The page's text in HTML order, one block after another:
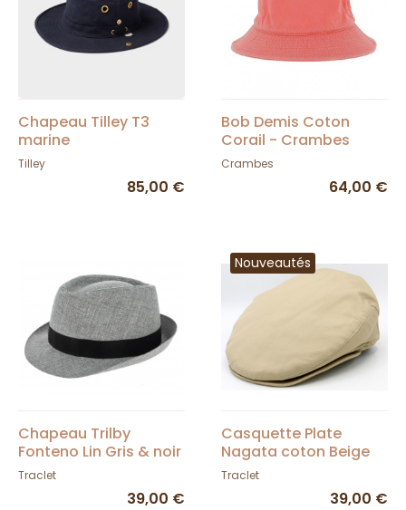
Chapeau Tilley T3
marine
Tilley
85,00 €
Bob Demis Coton
Corail - Crambes
Crambes
64,00 €
Chapeau Trilby
Fonteno Lin Gris & noir
Traclet
39,00 €
Nouveautés
Casquette Plate
Nagata coton Beige
Traclet
39,00 €